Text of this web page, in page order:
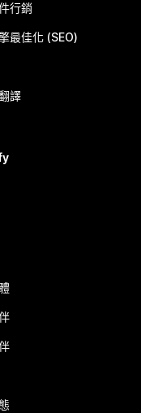
行銷
最佳化 (SEO)
譯